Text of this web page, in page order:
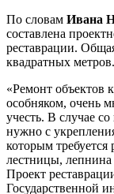
По словам Ивана
составлена
реставрации.
квадратных метров.
«Ремонт объектов
особняком, очень
учесть. В случае
нужно с
которым требуется
лестницы,
Проект
Государственной